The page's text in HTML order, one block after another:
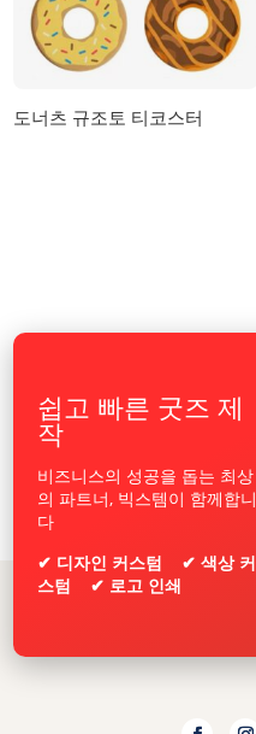
도너츠 규조토 티코스터
쉽고 빠른 굿즈 제
작
비즈니스의 성공을 돕는 최상
의 파트너, 빅스템이 함께합니
다
✔ 디자인 커스텀 ✔ 색상 커
스텀 ✔ 로고 인쇄